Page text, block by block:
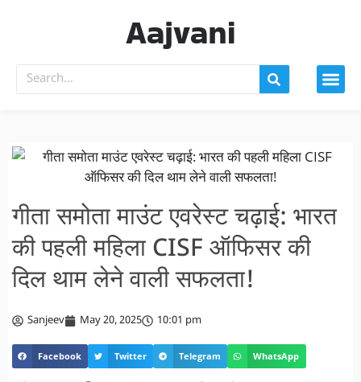
Aajvani
गीता समोता माउंट एवरेस्ट चढ़ाई: भारत
की पहली महिला CISF ऑफिसर की
दिल थाम लेने वाली सफलता!
Sanjeev May 20, 2025 10:01 pm
Facebook Twitter Telegram WhatsApp